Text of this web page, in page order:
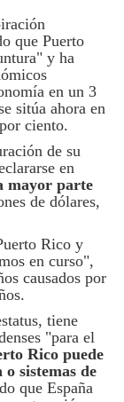
que Puerto
y ha
en un 3
sitúa ahora en
ciento.
de su
en
mayor parte
de dólares,
Rico y
en curso",
causados por
tiene
"para el
Rico puede
sistemas de
que España